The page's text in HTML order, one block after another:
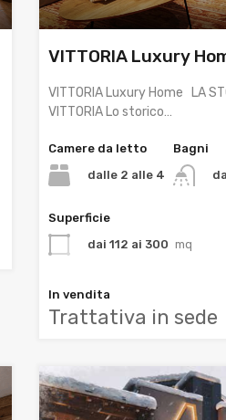
VITTORIA Luxury
VITTORIA Luxury Home LA
VITTORIA Lo storico…
Camere da letto
dalle 2 alle 4
Bagni
Superficie
dai 112 ai 300 mq
In vendita
Trattativa in sede